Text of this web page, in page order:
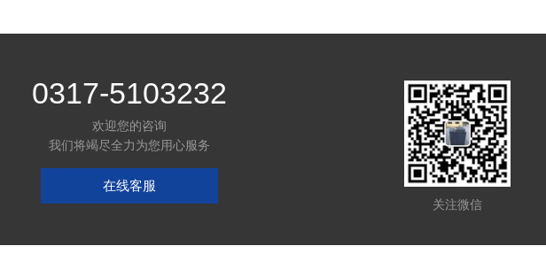
0317-5103232
欢迎您的咨询
我们将竭尽全力为您用心服务
在线客服
关注微信